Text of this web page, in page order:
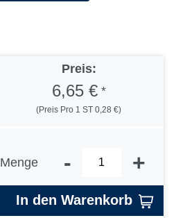
Preis:
6,65 €*
(Preis Pro 1 ST 0,28 €)
Menge - +
In den Warenkorb